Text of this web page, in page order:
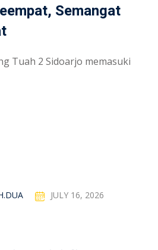
Semangat
Tuah 2 Sidoarjo memasuki
JULY 16, 2026